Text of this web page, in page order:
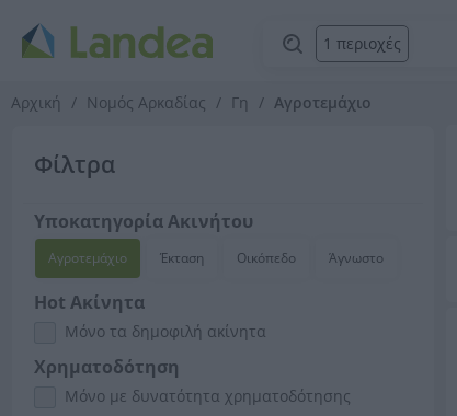
1 περιοχές
Αρχική Νομός Αρκαδίας Γη Αγροτεμάχιο
Φίλτρα
Υποκατηγορία Ακινήτου
Αγροτεμάχιο Έκταση Οικόπεδο Άγνωστο
Hot Ακίνητα
Μόνο τα δημοφιλή ακίνητα
Χρηματοδότηση
Μόνο με δυνατότητα χρηματοδότησης